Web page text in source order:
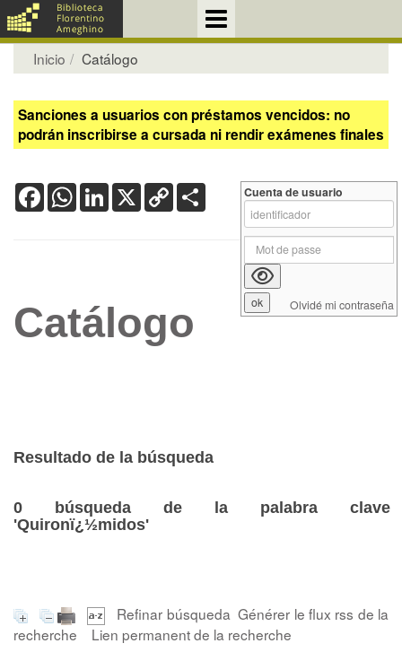
Inicio Catálogo
Sanciones a usuarios con préstamos vencidos: no
podrán inscribirse a cursada ni rendir exámenes finales
FacebookWhatsApp
LinkedIn
X Copy
Link
Catálogo
Resultado de la búsqueda
0 búsqueda de la palabra clave
'Quironï¿½midos'
Refinar búsqueda Générer le flux rss de la
recherche
Lien permanent de la recherche
Cuenta de usuario
Olvidé mi contraseña